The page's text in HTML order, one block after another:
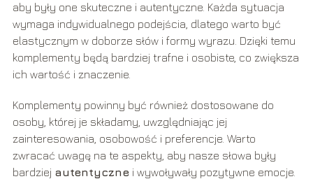
aby były one skuteczne i autentyczne. Każda sytuacja
wymaga indywidualnego podejścia, dlatego warto być
elastycznym w doborze słów i formy wyrazu. Dzięki temu
komplementy będą bardziej trafne i osobiste, co zwiększa
ich wartość i znaczenie.
Komplementy powinny być również dostosowane do
osoby, której je składamy, uwzględniając jej
zainteresowania, osobowość i preferencje. Warto
zwracać uwagę na te aspekty, aby nasze słowa były
bardziej autentycznei wywoływały pozytywne emocje.